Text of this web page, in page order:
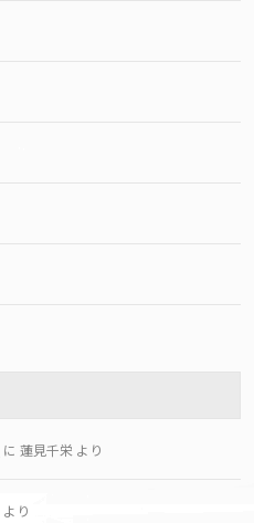
に 蓮見千栄 より
より